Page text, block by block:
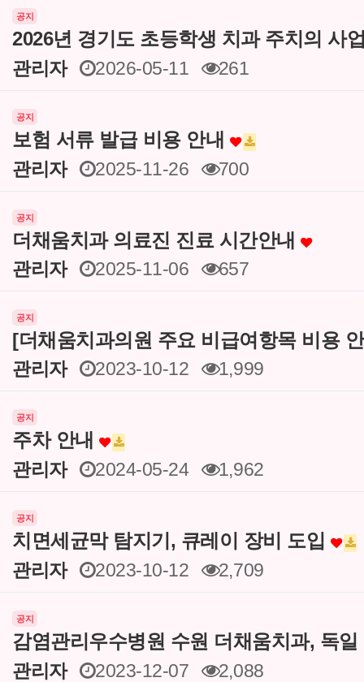
공지
2026년 경기도 초등학생 치과 주치의 사
관리자
2026-05-11 261
공지
보험 서류 발급 비용 안내
관리자
2025-11-26 700
공지
더채움치과 의료진 진료 시간안내
관리자
2025-11-06 657
공지
[더채움치과의원 주요 비급여항목 비용
관리자
2023-10-12 1,999
공지
주차 안내
관리자
2024-05-24 1,962
공지
치면세균막 탐지기, 큐레이 장비 도입
관리자
2023-10-12 2,709
공지
감염관리우수병원 수원 더채움치과, 독
관리자
2023-12-07 2,088